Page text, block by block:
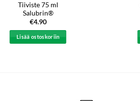
Tiiviste 75 ml
Salubrin®
€4.90
Lisää ostoskoriin